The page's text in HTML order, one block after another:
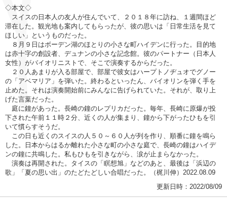
◇本文◇
スイスの日本人の友人が住んでいて、２０１８年に訪ね、１週間ほど
滞在した。観光地も案内してもらったが、彼の思いは「日常生活を見て
ほしい」というものだった。
８月９日はボーデン湖のほとりの小さな町ハイデンに行った。目的地
は赤十字の創設者、デュナンの小さな記念館。彼のパートナー（日本人
女性）がバイオリニストで、そこで演奏するからだった。
２０人あまりが入る部屋で、部屋で彼女はハープトノヂュオでグノー
の「アベマリア」を弾いた。終わるといったん、バイオリンを弾く手を
止めた。それは演奏開始前にみんなに告げられていた。それが、取り上
げた言葉だった。
庭に鐘があった。長崎の鐘のレプリカだった。毎年、長崎に原爆が投
下された午前１１時２分、近くの人が集まり、鐘から下がったひもを引
いて慣らすそうだ。
この日も近くのスイスの人５０～６０人が列を作り、順番に鐘を鳴ら
した。日本からはるか離れた小さな町の小さな庭で、長崎の鐘はハイデ
ンの鐘に共鳴した。私もひもを引きながら、涙が止まらなかった。
演奏は再開された。タイスの「瞑想旭」などのあと、最後は「浜辺の
歌」「夏の思い出」のたどたどしい合唱だった。（梶川伸）2022.08.09
更新日時：2022/08/09